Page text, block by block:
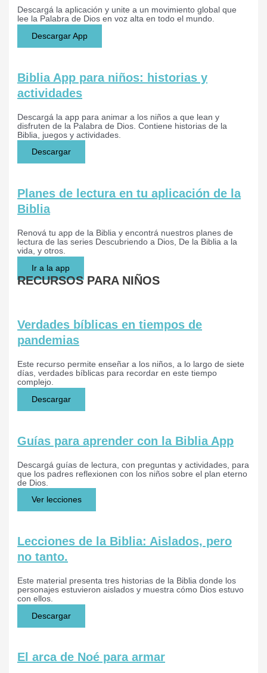
Descargá la aplicación y unite a un movimiento global que
lee la Palabra de Dios en voz alta en todo el mundo.
Descargar App
Biblia App para niños: historias y
actividades
Descargá la app para animar a los niños a que lean y
disfruten de la Palabra de Dios. Contiene historias de la
Biblia, juegos y actividades.
Descargar
Planes de lectura en tu aplicación de la
Biblia
Renová tu app de la Biblia y encontrá nuestros planes de
lectura de las series Descubriendo a Dios, De la Biblia a la
vida, y otros.
Ir a la app
RECURSOS PARA NIÑOS
Verdades bíblicas en tiempos de
pandemias
Este recurso permite enseñar a los niños, a lo largo de siete
días, verdades bíblicas para recordar en este tiempo
complejo.
Descargar
Guías para aprender con la Biblia App
Descargá guías de lectura, con preguntas y actividades, para
que los padres reflexionen con los niños sobre el plan eterno
de Dios.
Ver lecciones
Lecciones de la Biblia: Aislados, pero
no tanto.
Este material presenta tres historias de la Biblia donde los
personajes estuvieron aislados y muestra cómo Dios estuvo
con ellos.
Descargar
El arca de Noé para armar